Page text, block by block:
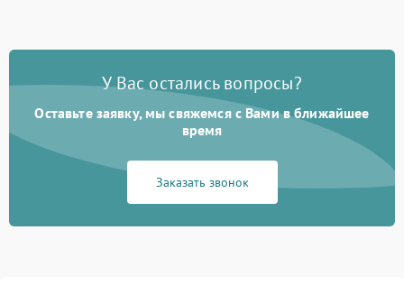
Замена платы управления 2200 ₽ Подробнее →
У Вас остались вопросы?
Оставьте заявку, мы свяжемся с Вами в ближайшее
время
Заказать звонок